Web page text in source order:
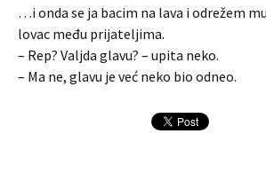
…i onda se ja bacim na lava i odrežem
lovac među prijateljima.
– Rep? Valjda glavu? – upita neko.
– Ma ne, glavu je već neko bio odneo.